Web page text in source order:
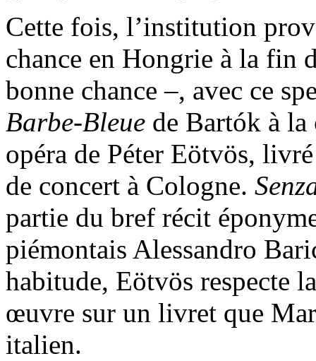
Cette fois, l’institution
chance en Hongrie à la fin
bonne chance –, avec ce
Barbe-Bleue de Bartók à
opéra de Péter Eötvös,
de concert à Cologne.
partie du bref récit
piémontais Alessandro
habitude, Eötvös respecte
œuvre sur un livret que
italien.